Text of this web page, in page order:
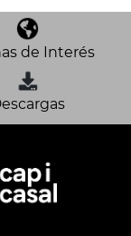
de Interés